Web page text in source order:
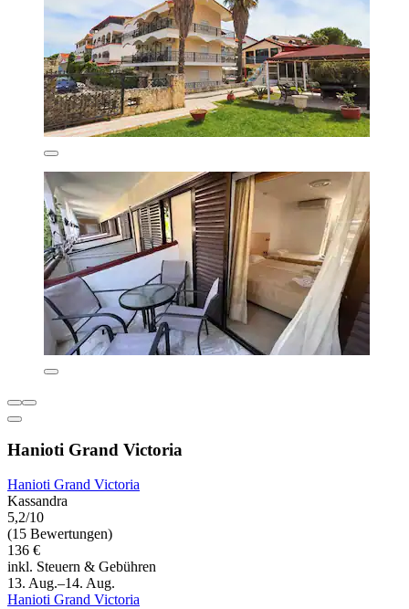
Hanioti Grand Victoria
Hanioti Grand Victoria
Kassandra
5,2/10
(15 Bewertungen)
136 €
inkl. Steuern & Gebühren
13. Aug.–14. Aug.
Hanioti Grand Victoria